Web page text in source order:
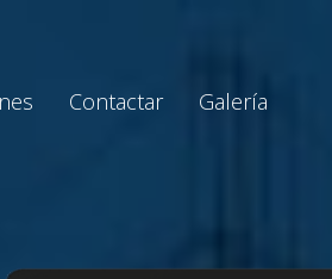
Contactar Galería